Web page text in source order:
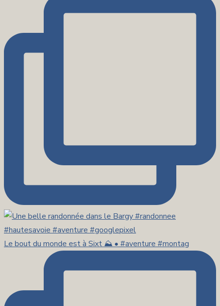
Le bout du monde est à Sixt ⛰️ • #aventure #montag